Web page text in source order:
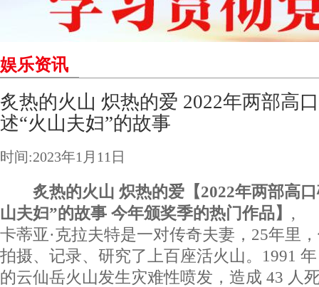
娱乐资讯
炙热的火山 炽热的爱 2022年两部高
述“火山夫妇”的故事
时间:2023年1月11日
炙热的火山 炽热的爱【2022年两部高
山夫妇”的故事 今年颁奖季的热门作品】 ,
卡蒂亚·克拉夫特是一对传奇夫妻，25年里
拍摄、记录、研究了上百座活火山。1991
的云仙岳火山发生灾难性喷发，造成 43 人